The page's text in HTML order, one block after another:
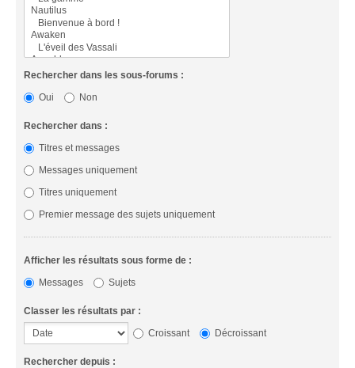
Rechercher dans les sous-forums :
Oui
Non
Rechercher dans :
Titres et messages
Messages uniquement
Titres uniquement
Premier message des sujets uniquement
Afficher les résultats sous forme de :
Messages
Sujets
Classer les résultats par :
Croissant
Décroissant
Rechercher depuis :